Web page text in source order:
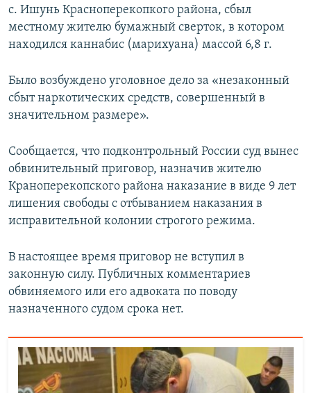
КРЫМ.НЕПОКОРЕННЫЙ
ELIFBE
Все сайты RFE/RL
с. Ишунь Красноперекопкого района, сбыл
местному жителю бумажный сверток, в котором
находился каннабис (марихуана) массой 6,8 г.
Было возбуждено уголовное дело за «незаконный
сбыт наркотических средств, совершенный в
значительном размере».
Сообщается, что подконтрольный России суд вынес
обвинительный приговор, назначив жителю
Краноперекопского района наказание в виде 9 лет
лишения свободы с отбыванием наказания в
исправительной колонии строгого режима.
В настоящее время приговор не вступил в
законную силу. Публичных комментариев
обвиняемого или его адвоката по поводу
назначенного судом срока нет.